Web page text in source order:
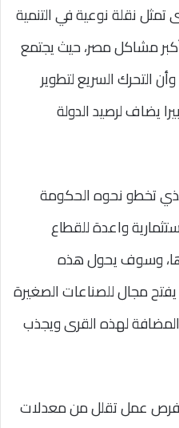
تمثل نقلة نوعية في التنمية
مشاكل مصر، حيث يجتمع
التحرك السريع لتطوير
يضاف لرصيد الدولة
تخطو نحوه الحكومة
واعدة للقطاع
وسوف يحول هذه
مجال للصناعات الصغيرة
لهذه القرى ويجذب
فرص عمل تقلل من معدلات